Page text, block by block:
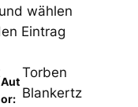
wählen
Eintrag
Aut
or:
Torben
Blankertz